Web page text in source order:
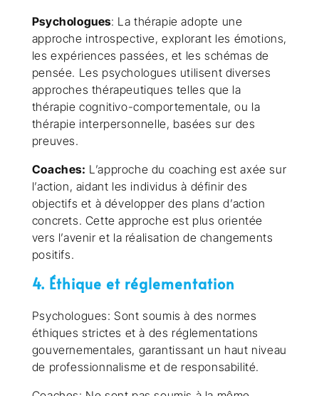
Psychologues: La thérapie adopte une
approche introspective, explorant les émotions,
les expériences passées, et les schémas de
pensée. Les psychologues utilisent diverses
approches thérapeutiques telles que la
thérapie cognitivo-comportementale, ou la
thérapie interpersonnelle, basées sur des
preuves.
Coaches: L’approche du coaching est axée sur
l’action, aidant les individus à définir des
objectifs et à développer des plans d’action
concrets. Cette approche est plus orientée
vers l’avenir et la réalisation de changements
positifs.
4. Éthique et réglementation
Psychologues: Sont soumis à des normes
éthiques strictes et à des réglementations
gouvernementales, garantissant un haut niveau
de professionnalisme et de responsabilité.